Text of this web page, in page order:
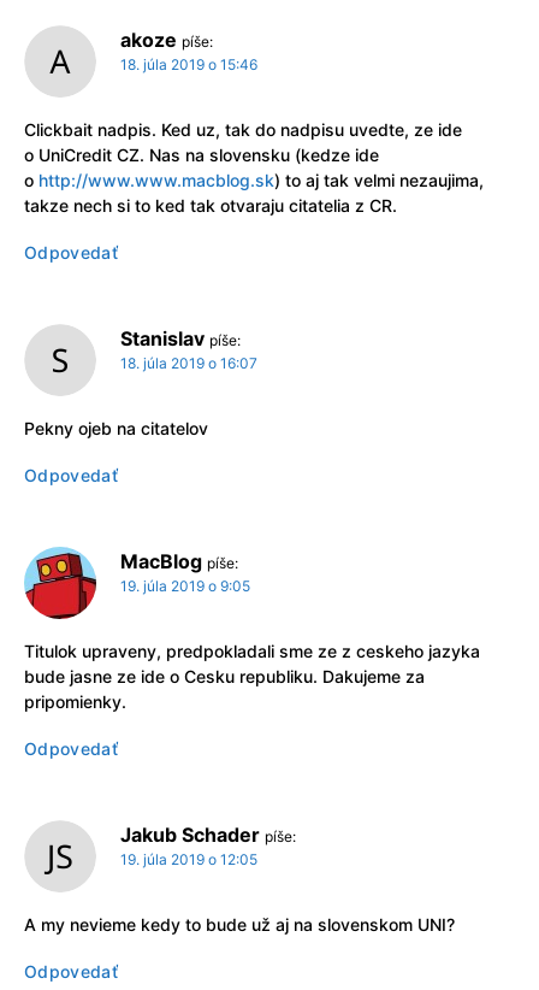
akoze píše:
18. júla 2019 o 15:46
Clickbait nadpis. Ked uz, tak do nadpisu uvedte, ze ide
o UniCredit CZ. Nas na slovensku (kedze ide
o http://www.www.macblog.sk) to aj tak velmi nezaujima,
takze nech si to ked tak otvaraju citatelia z CR.
Odpovedať
Stanislav píše:
18. júla 2019 o 16:07
Pekny ojeb na citatelov
Odpovedať
MacBlog píše:
19. júla 2019 o 9:05
Titulok upraveny, predpokladali sme ze z ceskeho jazyka
bude jasne ze ide o Cesku republiku. Dakujeme za
pripomienky.
Odpovedať
Jakub Schader píše:
19. júla 2019 o 12:05
A my nevieme kedy to bude už aj na slovenskom UNI?
Odpovedať